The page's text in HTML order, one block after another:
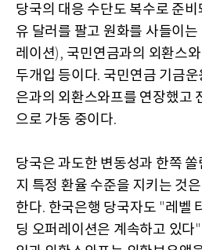
당국의 대응 수단도 복수로 준비
유 달러를 팔고 원화를 사들이는
레이션), 국민연금과의 외환스
두개입 등이다. 국민연금 기금운
은과의 외환스와프를 연장했고
으로 가동 중이다.
당국은 과도한 변동성과 한쪽 쏠
지 특정 환율 수준을 지키는 것
한다. 한국은행 당국자도 "레벨
딩 오퍼레이션은 계속하고 있다"